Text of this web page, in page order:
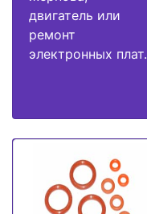
двигатель или
ремонт
электронных плат.